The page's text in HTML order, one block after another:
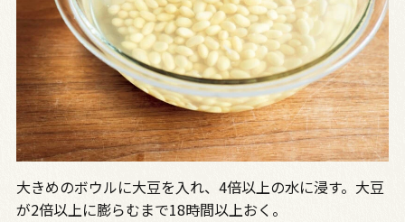
大きめのボウルに大豆を入れ、4倍以上の水に浸す。大豆
が2倍以上に膨らむまで18時間以上おく。